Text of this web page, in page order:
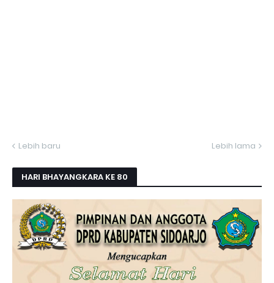
Lebih baru Lebih lama
HARI BHAYANGKARA KE 80